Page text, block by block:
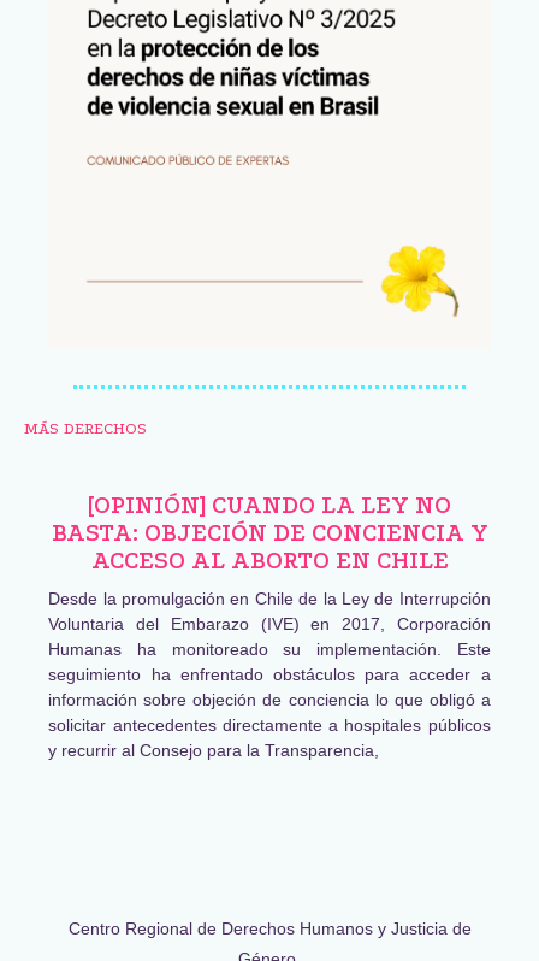
MÁS DERECHOS
[OPINIÓN] CUANDO LA LEY NO
BASTA: OBJECIÓN DE CONCIENCIA Y
ACCESO AL ABORTO EN CHILE
Desde la promulgación en Chile de la Ley de Interrupción
Voluntaria del Embarazo (IVE) en 2017, Corporación
Humanas ha monitoreado su implementación. Este
seguimiento ha enfrentado obstáculos para acceder a
información sobre objeción de conciencia lo que obligó a
solicitar antecedentes directamente a hospitales públicos
y recurrir al Consejo para la Transparencia,
Centro Regional de Derechos Humanos y Justicia de